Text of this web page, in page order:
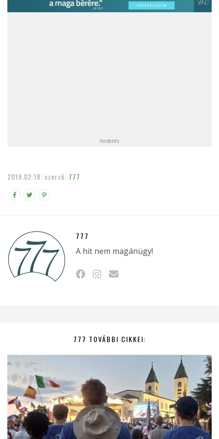
hirdetés
2019.02.18. szerző: 777
777
A hit nem magánügy!
777 TOVÁBBI CIKKEI: